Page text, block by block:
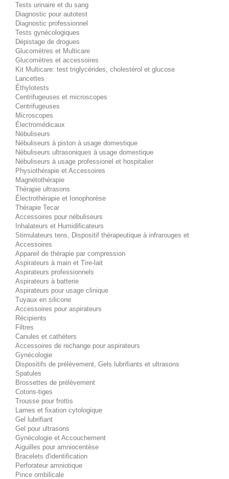
Tests urinaire et du sang
Diagnostic pour autotest
Diagnostic professionnel
Tests gynécologiques
Dépistage de drogues
Glucomètres et Multicare
Glucomètres et accessoires
Kit Multicare: test triglycérides, cholestérol et glucose
Lancettes
Éthylotests
Centrifugeuses et microscopes
Centrifugeuses
Microscopes
Électromédicaux
Nébuliseurs
Nébuliseurs à piston à usage domestique
Nébuliseurs ultrasoniques à usage domestique
Nébuliseurs à usage professionel et hospitalier
Physiothérapie et Accessoires
Magnétothérapie
Thérapie ultrasons
Électrothérapie et Ionophorèse
Thérapie Tecar
Accessoires pour nébuliseurs
Inhalateurs et Humidificateurs
Stimulateurs tens, Dispositif thérapeutique à infrarouges et
Accessoires
Appareil de thérapie par compression
Aspirateurs à main et Tire-lait
Aspirateurs professionnels
Aspirateurs à batterie
Aspirateurs pour usage clinique
Tuyaux en silicone
Accessoires pour aspirateurs
Récipients
Filtres
Canules et cathéters
Accessoires de rechange pour aspirateurs
Gynécologie
Dispositifs de prélèvement, Gels lubrifiants et ultrasons
Spatules
Brossettes de prélèvement
Cotons-tiges
Trousse pour frottis
Lames et fixation cytologique
Gel lubrifiant
Gel pour ultrasons
Gynécologie et Accouchement
Aiguilles pour amniocentèse
Bracelets d'identification
Perforateur amniotique
Pince ombilicale